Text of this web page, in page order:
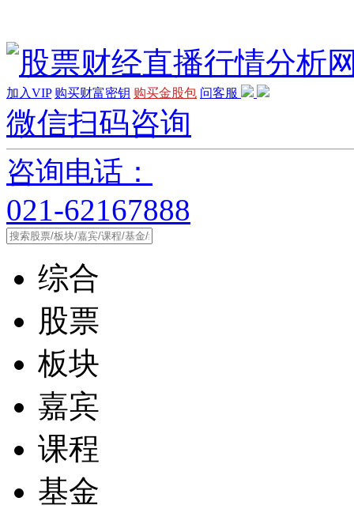
加入VIP 购买财富密钥 购买金股包 问客服
微信扫码咨询
咨询电话：
021-62167888
综合
股票
板块
嘉宾
课程
基金